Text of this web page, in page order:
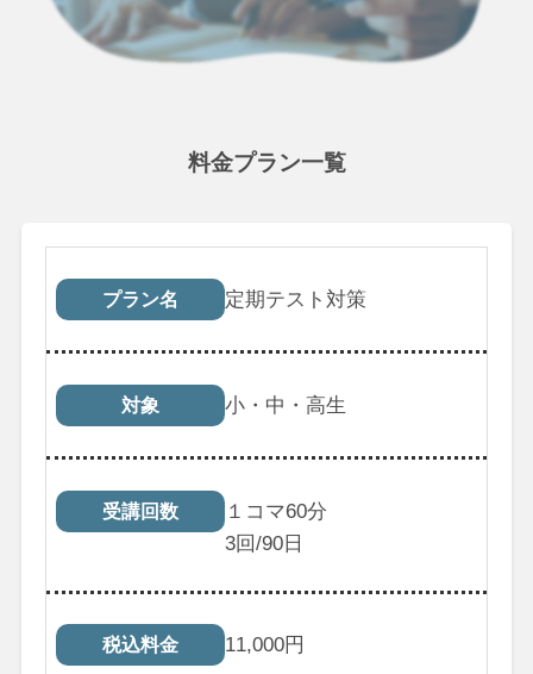
料金プラン一覧
プラン名 対象 受講回数
プラン名 定期テスト対策
対象 小・中・高生
受講回数
１コマ60分
3回/90日
税込料金 11,000円